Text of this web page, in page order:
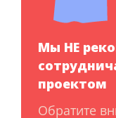
Мы НЕ
проектом
Обратите